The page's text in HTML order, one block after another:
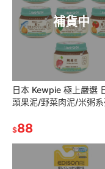
補貨中
日本 Kewpie 極上嚴選
頭果泥/野菜肉泥/米粥系
$88